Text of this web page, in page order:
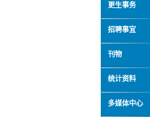
更生事务
招聘事宜
刊物
统计资料
多媒体中心